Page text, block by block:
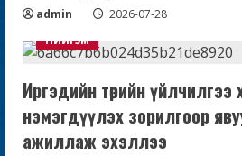
admin
2026-07-28
Нийгэм
Иргэдийн төрийн үйлчилгээ
нэмэгдүүлэх зорилгоор
ажиллаж эхэллээ